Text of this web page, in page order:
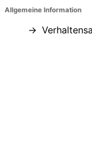
Allgemeine Information